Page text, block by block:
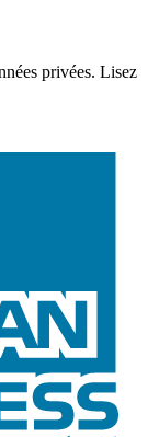
privées. Lisez